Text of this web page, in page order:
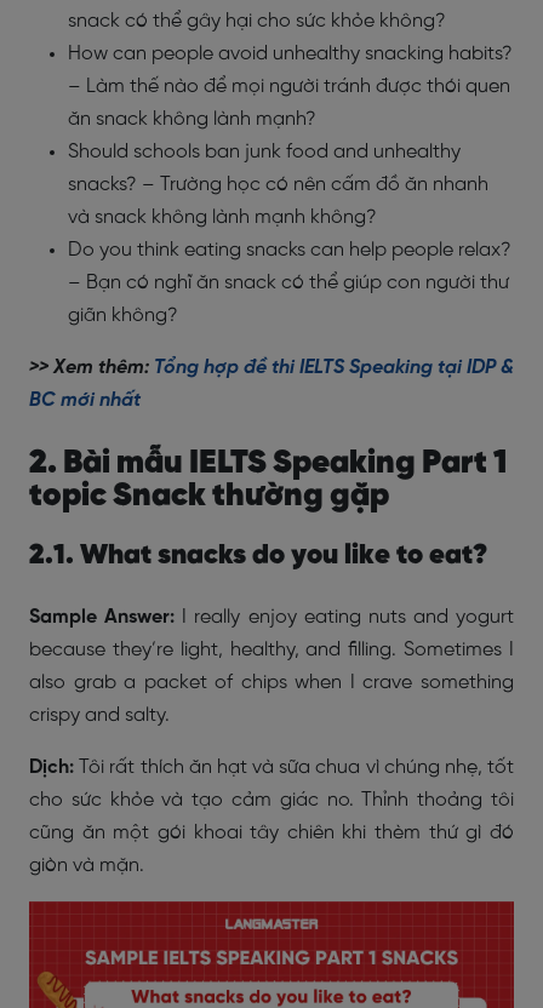
snack có thể gây hại cho sức khỏe không?
How can people avoid unhealthy snacking habits?
– Làm thế nào để mọi người tránh được thói quen
ăn snack không lành mạnh?
Should schools ban junk food and unhealthy
snacks? – Trường học có nên cấm đồ ăn nhanh
và snack không lành mạnh không?
Do you think eating snacks can help people relax?
– Bạn có nghĩ ăn snack có thể giúp con người thư
giãn không?
>> Xem thêm: Tổng hợp đề thi IELTS Speaking tại IDP &
BC mới nhất
2. Bài mẫu IELTS Speaking Part 1
topic Snack thường gặp
2.1. What snacks do you like to eat?
Sample Answer:
I really enjoy eating nuts and yogurt
because they’re light, healthy, and filling. Sometimes I
also grab a packet of chips when I crave something
crispy and salty.
Dịch: Tôi rất thích ăn hạt và sữa chua vì chúng nhẹ, tốt
cho sức khỏe và tạo cảm giác no. Thỉnh thoảng tôi
cũng ăn một gói khoai tây chiên khi thèm thứ gì đó
giòn và mặn.